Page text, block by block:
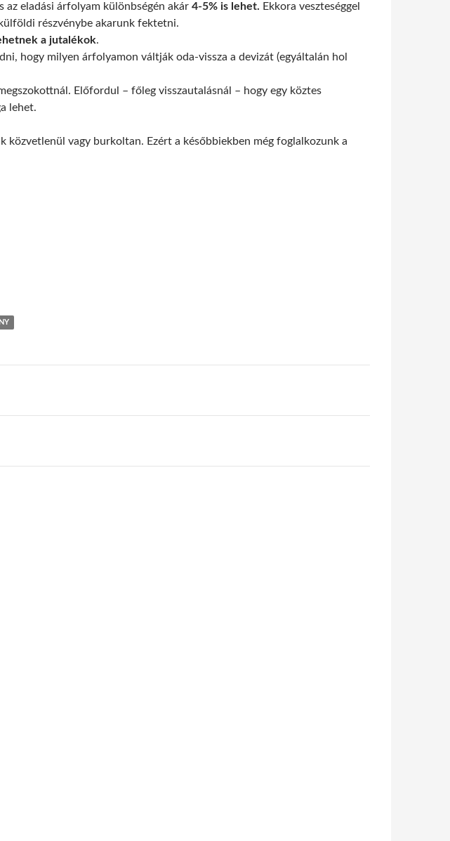
az eladási árfolyam különbségén akár 4-5% is lehet. Ekkora veszteséggel
részvénybe akarunk fektetni.
a jutalékok.
hogy milyen árfolyamon váltják oda-vissza a devizát (egyáltalán hol
Előfordul – főleg visszautalásnál – hogy egy köztes
lehet.
vagy burkoltan. Ezért a későbbiekben még foglalkozunk a